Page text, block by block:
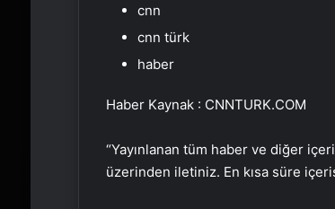
cnn
cnn türk
haber
Haber Kaynak : CNNTURK.COM
“Yayınlanan tüm haber ve diğer
üzerinden iletiniz. En kısa süre